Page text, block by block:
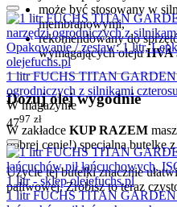
może być stosowany w
membranowymi,
rekomendowany do
wymagających olejuHVA
Dozuj olej wygodnie
W zakładce KUP RAZEM
dobrej cenie!) specjalną butelkę
Użycie tej butelki znacznie
paliwowej. Zrobisz to teraz
1 litr FUCHS TITAN GARDEN
ogrodniczych z silnikami
W magazynie
4797 zł
1 litr FUCHS TITAN GARDEN